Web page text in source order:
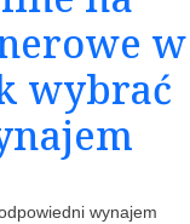
w
wybrać
wynajem